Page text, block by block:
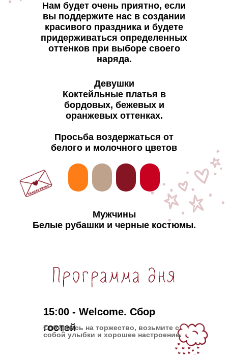
Нам будет очень приятно, если
вы поддержите нас в создании
красивого праздника и будете
придерживаться определенных
оттенков при выборе своего
наряда.
Мужчины
Белые рубашки и черные костюмы.
Девушки
Коктейльные платья в
бордовых, бежевых и
оранжевых оттенках.
Просьба воздержаться от
белого и молочного цветов
15:00 - Welcome. Сбор
гостей
Собираясь на торжество, возьмите с
собой улыбки и хорошее настроение.